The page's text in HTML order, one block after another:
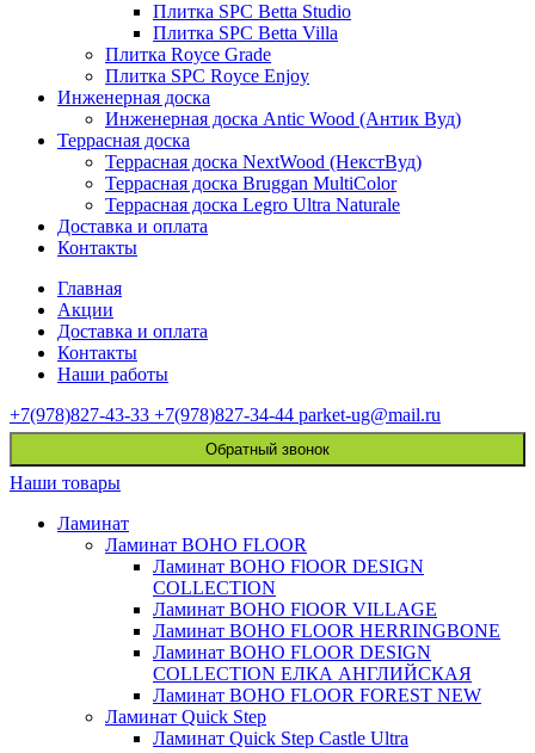
Плитка SPC Betta Studio
Плитка SPC Betta Villa
Плитка Royce Grade
Плитка SPC Royce Enjoy
Инженерная доска
Инженерная доска Antic Wood (Антик Вуд)
Террасная доска
Террасная доска NextWood (НекстВуд)
Террасная доска Bruggan MultiColor
Террасная доска Legro Ultra Naturale
Доставка и оплата
Контакты
Главная
Акции
Доставка и оплата
Контакты
Наши работы
+7(978)827-43-33 +7(978)827-34-44 parket-ug@mail.ru
Обратный звонок
Наши товары
Ламинат
Ламинат BOHO FLOOR
Ламинат BOHO FlOOR DESIGN
COLLECTION
Ламинат BOHO FlOOR VILLAGE
Ламинат BOHO FLOOR HERRINGBONE
Ламинат BOHO FLOOR DESIGN
COLLECTION ЕЛКА АНГЛИЙСКАЯ
Ламинат BOHO FLOOR FOREST NEW
Ламинат Quick Step
Ламинат Quick Step Castle Ultra